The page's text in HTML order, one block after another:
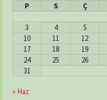
P
S Ç
3
4 5
10
11 12
17
18 19
24
25 26
31
« Haz